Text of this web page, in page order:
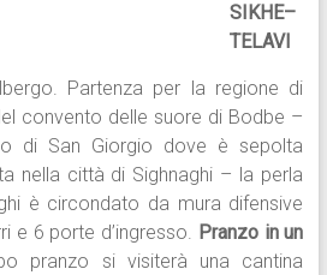
SIKHE–
TELAVI
Partenza per la regione di
convento delle suore di Bodbe –
di San Giorgio dove è sepolta
nella città di Sighnaghi – la perla
è circondato da mura difensive
e 6 porte d’ingresso. Pranzo in un
pranzo si visiterà una cantina